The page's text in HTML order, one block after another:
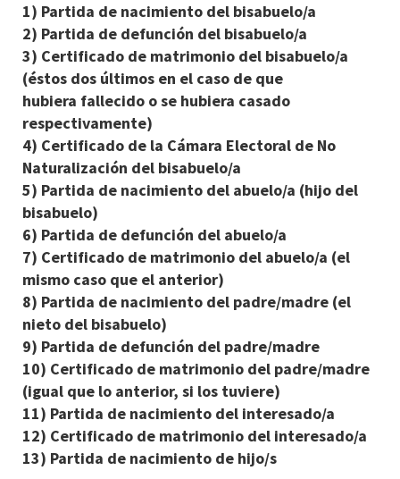
1) Partida de nacimiento del bisabuelo/a
2) Partida de defunción del bisabuelo/a
3) Certificado de matrimonio del bisabuelo/a
(éstos dos últimos en el caso de que
hubiera fallecido o se hubiera casado
respectivamente)
4) Certificado de la Cámara Electoral de No
Naturalización del bisabuelo/a
5) Partida de nacimiento del abuelo/a (hijo del
bisabuelo)
6) Partida de defunción del abuelo/a
7) Certificado de matrimonio del abuelo/a (el
mismo caso que el anterior)
8) Partida de nacimiento del padre/madre (el
nieto del bisabuelo)
9) Partida de defunción del padre/madre
10) Certificado de matrimonio del padre/madre
(igual que lo anterior, si los tuviere)
11) Partida de nacimiento del interesado/a
12) Certificado de matrimonio del interesado/a
13) Partida de nacimiento de hijo/s